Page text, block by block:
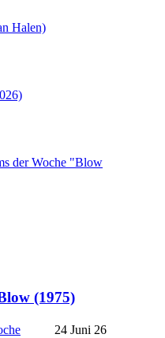
(1975)
24 Juni 26